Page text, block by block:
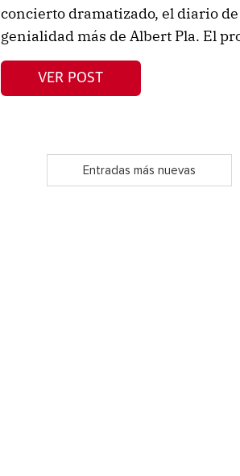
concierto dramatizado, el diario
genialidad más de Albert Pla. El
VER POST
Entradas más nuevas